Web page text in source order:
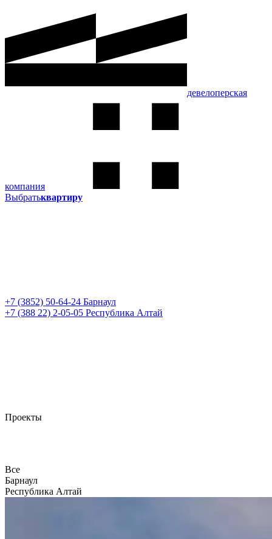
девелоперская
компания
Выбратьквартиру
+7 (3852) 50-64-24 Барнаул
+7 (388 22) 2-05-05 Республика Алтай
Проекты
Все
Барнаул
Республика Алтай